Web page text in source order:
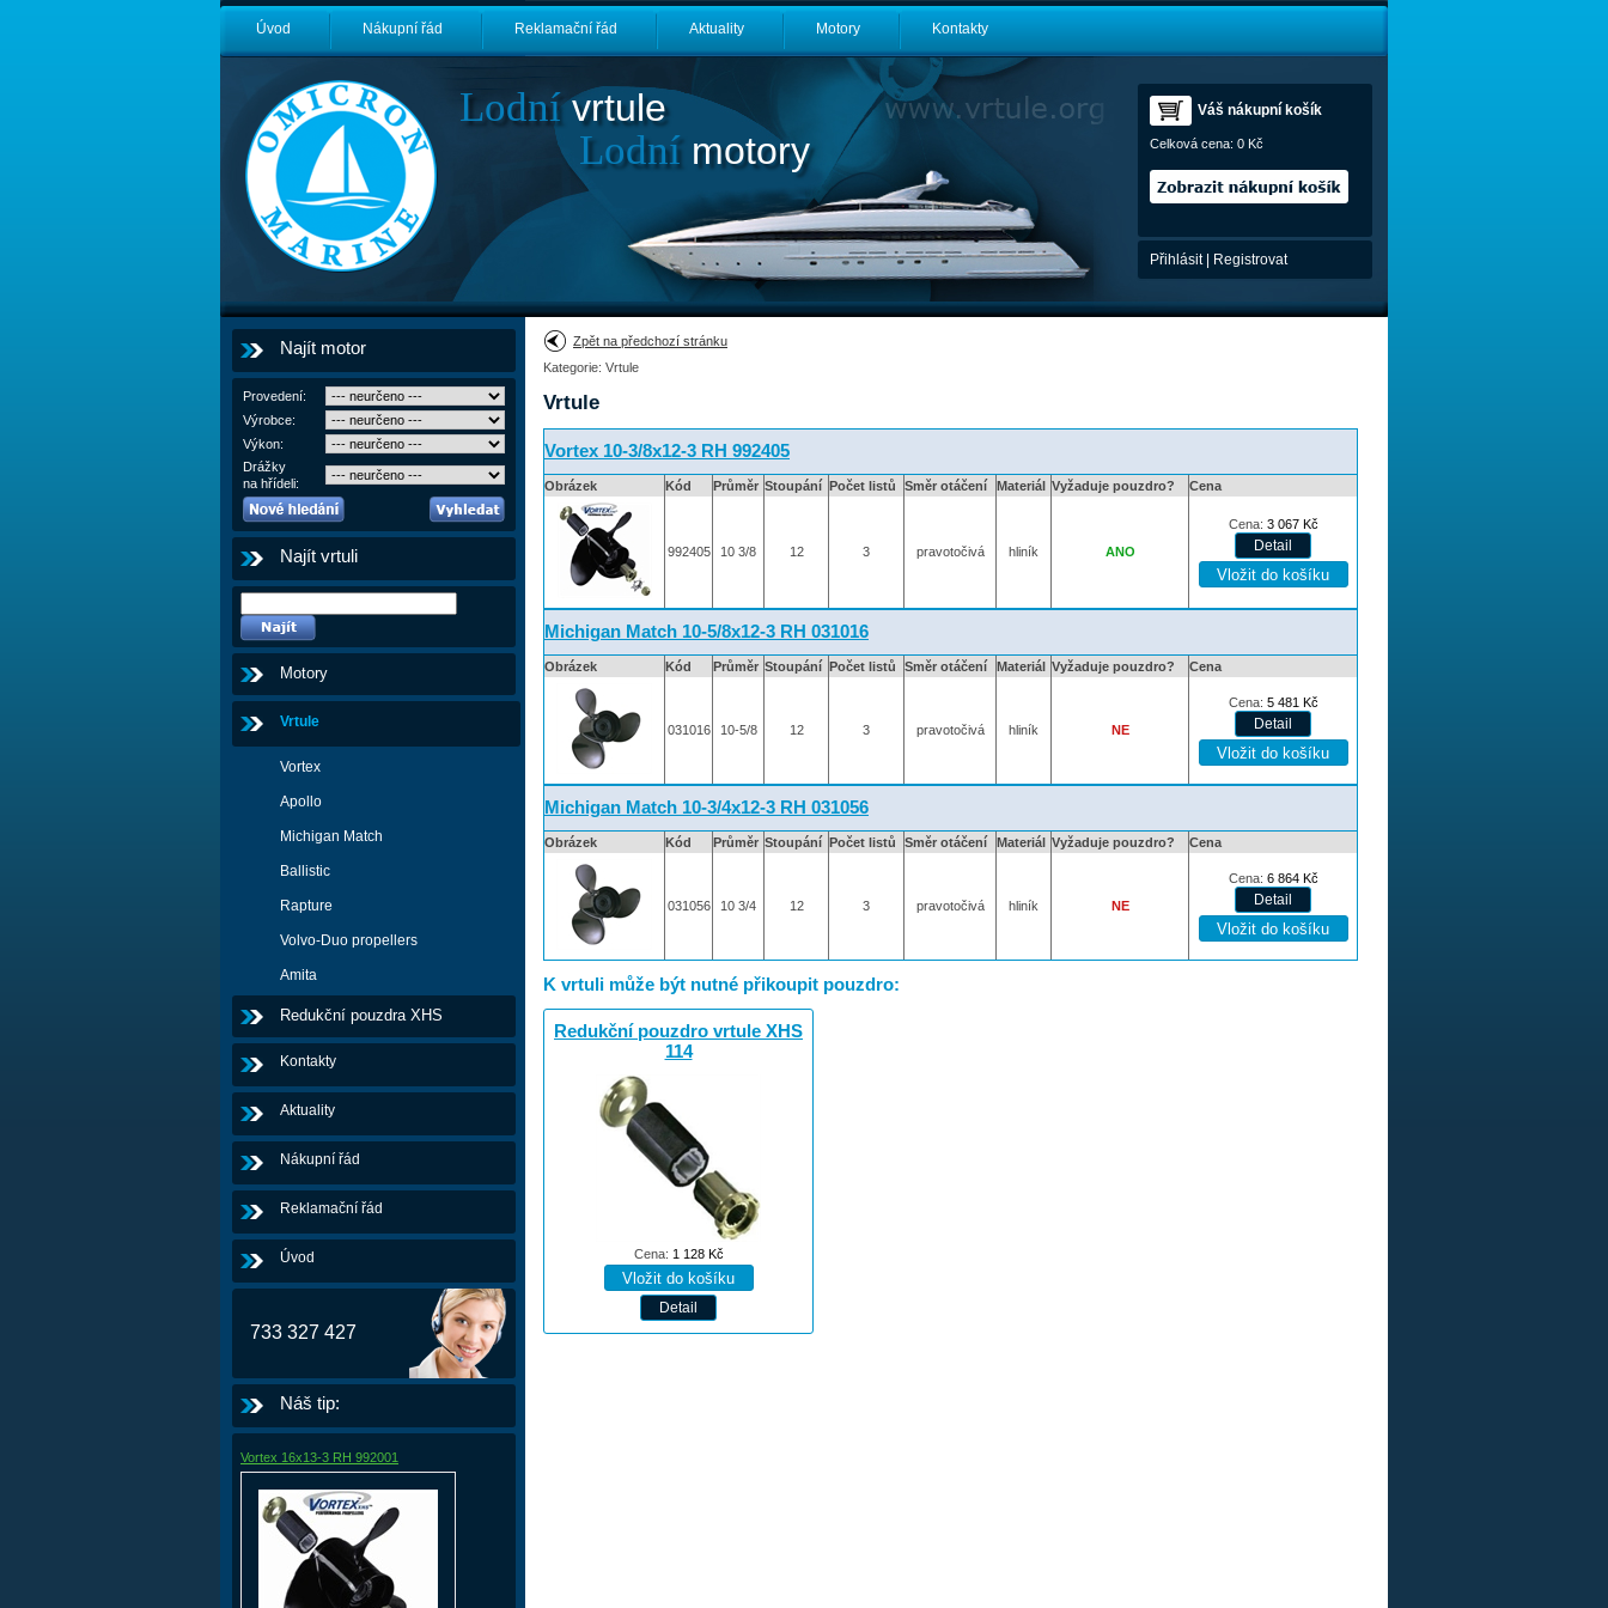
Úvod Nákupní řád Reklamační řád Aktuality Motory Kontakty
Lodnívrtule
Lodnímotory
Váš nákupní košík
Celková cena: 0 Kč
Přihlásit| Registrovat
Najít motor
Provedení:
Výrobce:
Výkon:
Drážky
na hřídeli:
Najít vrtuli
Motory
Vrtule
Vortex
Apollo
Michigan Match
Ballistic
Rapture
Volvo-Duo propellers
Amita
Redukční pouzdra XHS
Kontakty
Aktuality
Nákupní řád
Reklamační řád
Úvod
733 327 427
Náš tip:
Vortex 16x13-3 RH 992001
Zpět na předchozí stránku
Kategorie: Vrtule
Vrtule
Vortex 10-3/8x12-3 RH 992405
Obrázek Kód Průměr Stoupání Počet listů Směr otáčení Materiál Vyžaduje pouzdro? Cena
992405 10 3/8 12 3 pravotočivá hliník ANO
Cena: 3 067 Kč
Michigan Match 10-5/8x12-3 RH 031016
Obrázek Kód Průměr Stoupání Počet listů Směr otáčení Materiál Vyžaduje pouzdro? Cena
031016 10-5/8 12 3 pravotočivá hliník NE
Cena: 5 481 Kč
Michigan Match 10-3/4x12-3 RH 031056
Obrázek Kód Průměr Stoupání Počet listů Směr otáčení Materiál Vyžaduje pouzdro? Cena
031056 10 3/4 12 3 pravotočivá hliník NE
Cena: 6 864 Kč
K vrtuli může být nutné přikoupit pouzdro:
Redukční pouzdro vrtule XHS
114
Cena: 1 128 Kč